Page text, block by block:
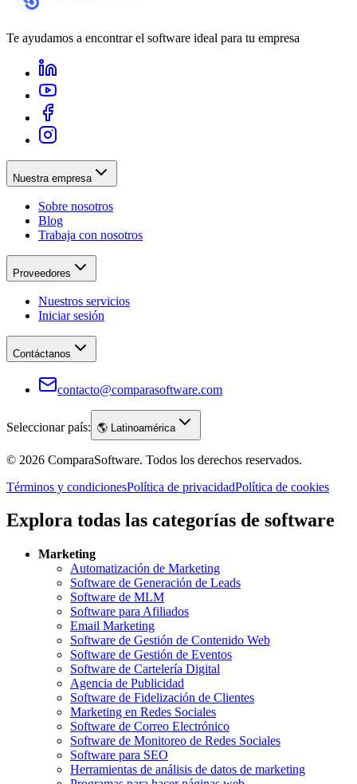
Te ayudamos a encontrar el software ideal para tu empresa
Nuestra empresa
Sobre nosotros
Blog
Trabaja con nosotros
Proveedores
Nuestros servicios
Iniciar sesión
Contáctanos
contacto@comparasoftware.com
Seleccionar país: 🌎 Latinoamérica
© 2026 ComparaSoftware. Todos los derechos reservados.
Términos y condicionesPolítica de privacidadPolítica de cookies
Explora todas las categorías de software
Marketing
Automatización de Marketing
Software de Generación de Leads
Software de MLM
Software para Afiliados
Email Marketing
Software de Gestión de Contenido Web
Software de Gestión de Eventos
Software de Cartelería Digital
Agencia de Publicidad
Software de Fidelización de Clientes
Marketing en Redes Sociales
Software de Correo Electrónico
Software de Monitoreo de Redes Sociales
Software para SEO
Herramientas de análisis de datos de marketing